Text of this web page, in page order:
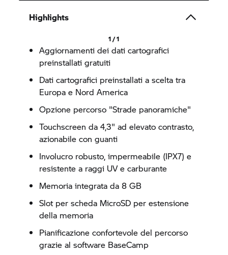
Highlights
1 / 1
Aggiornamenti dei dati cartografici
preinstallati gratuiti
Dati cartografici preinstallati a scelta tra
Europa e Nord America
Opzione percorso "Strade panoramiche"
Touchscreen da 4,3" ad elevato contrasto,
azionabile con guanti
Involucro robusto, impermeabile (IPX7) e
resistente a raggi UV e carburante
Memoria integrata da 8 GB
Slot per scheda MicroSD per estensione
della memoria
Pianificazione confortevole del percorso
grazie al software BaseCamp